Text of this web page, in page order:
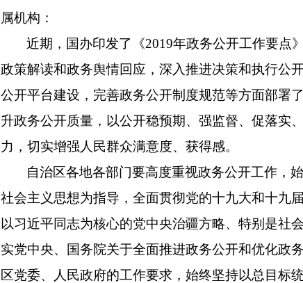
属机构：
近期，国办印发了《2019年政务公开工作要点
政策解读和政务舆情回应，深入推进决策和执行公
公开平台建设，完善政务公开制度规范等方面部署
升政务公开质量，以公开稳预期、强监督、促落实
力，切实增强人民群众满意度、获得感。
自治区各地各部门要高度重视政务公开工作，
社会主义思想为指导，全面贯彻党的十九大和十九
以习近平同志为核心的党中央治疆方略、特别是社
实党中央、国务院关于全面推进政务公开和优化政
区党委、人民政府的工作要求，始终坚持以总目标